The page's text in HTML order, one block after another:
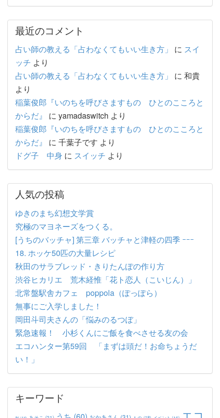
最近のコメント
占い師の教える「占わなくてもいい生き方」 に スイ
ッチ より
占い師の教える「占わなくてもいい生き方」
に 和貴
より
稲葉俊郎『いのちを呼びさますもの ひとのこころと
からだ』
に yamadaswitch より
稲葉俊郎『いのちを呼びさますもの ひとのこころと
からだ』
に 千葉子です より
ドグ子 中身 に スイッチ より
人気の投稿
ゆきのまち幻想文学賞
究極のマヨネーズをつくる。
[うちのバッチャ] 第三章 バッチャと津軽の四季 ｰｰｰ
18. ホッケ50匹の大量レシピ
秋田のサラブレッド・きりたんぽの作り方
渋谷ヒカリエ 荒木経惟「花ト恋人（こいじん）」
北常盤駅舎カフェ poppola（ぽっぽら）
無事にご入学しました！
岡田斗司夫さんの「悩みのるつぼ」
緊急速報！ 小杉くんにご飯を食べさせる友の会
エコハンター第59回 「まずは頭だ！お命ちょうだ
い！」
キーワード
エコ